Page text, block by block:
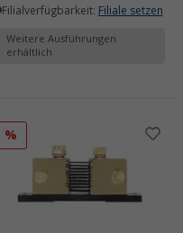
Filialverfügbarkeit: Filiale setzen
Weitere Ausführungen
erhältlich
%